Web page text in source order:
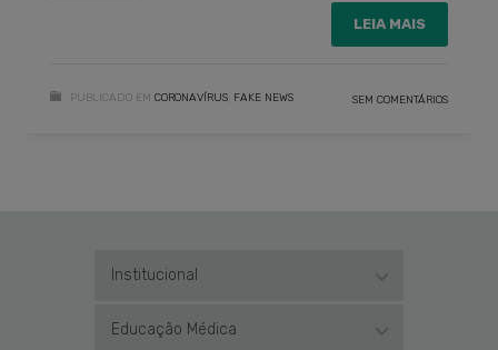
LEIA MAIS
PUBLICADO EM CORONAVÍRUS FAKE NEWS SEM COMENTÁRIOS
Institucional
Educação Médica